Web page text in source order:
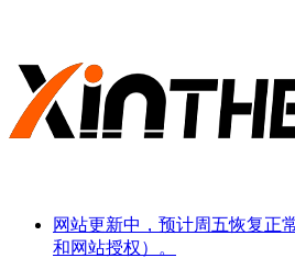
网站更新中，预计周五恢复正
和网站授权）。